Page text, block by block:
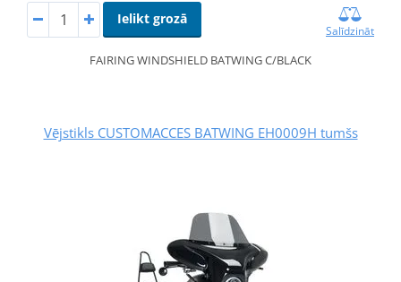
Ielikt grozā
Salīdzināt
FAIRING WINDSHIELD BATWING C/BLACK
Vējstikls CUSTOMACCES BATWING EH0009H tumšs